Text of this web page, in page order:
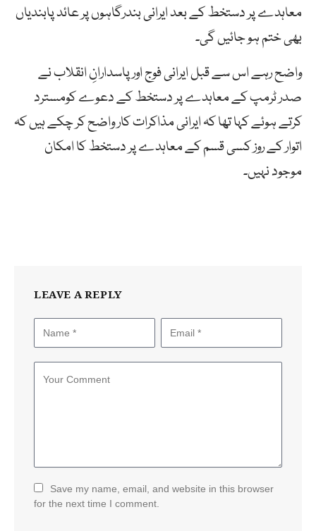
معاہدے پر دستخط کے بعد ایرانی بندرگاہوں پر عائد پابندیاں
بھی ختم ہو جائیں گی۔
واضح رہے اس سے قبل ایرانی فوج اور پاسدارانِ انقلاب نے
صدر ٹرمپ کے معاہدے پر دستخط کے دعوے کومسترد
کرتے ہوئے کہا تھا کہ ایرانی مذاکرات کار واضح کر چکے ہیں کہ
اتوار کے روز کسی قسم کے معاہدے پر دستخط کا امکان
موجود نہیں۔
LEAVE A REPLY
Save my name, email, and website in this browser
for the next time I comment.